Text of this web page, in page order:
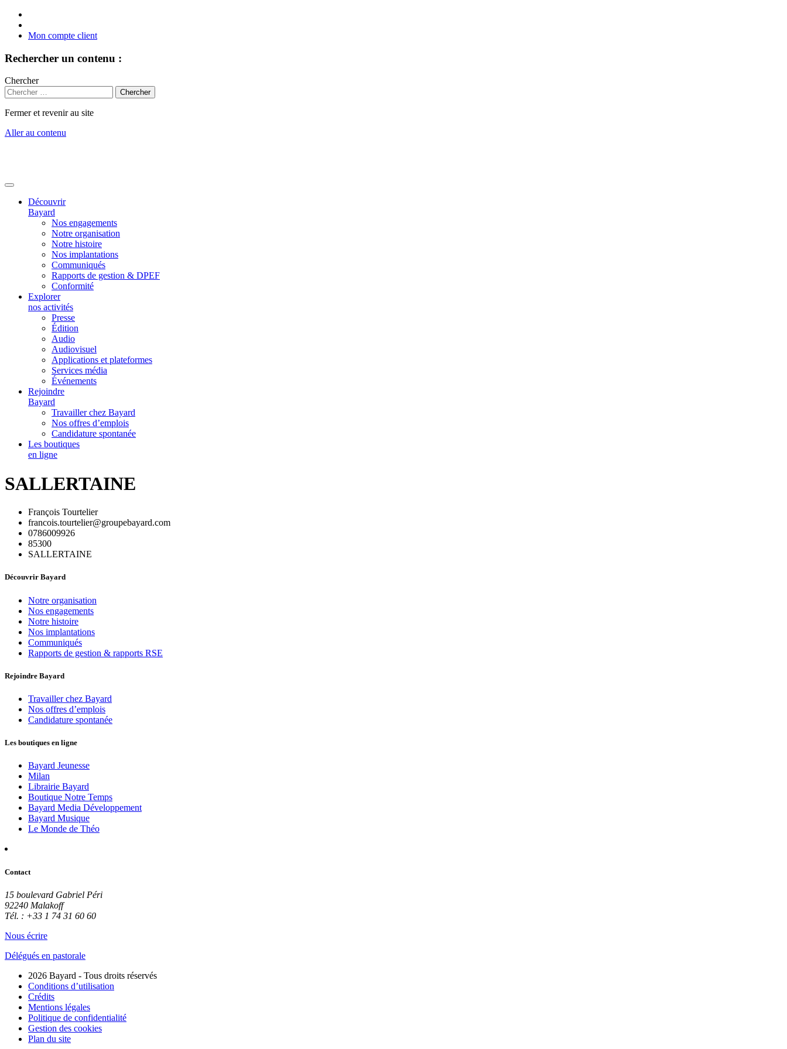
Mon compte client
Rechercher un contenu :
Chercher
Fermer et revenir au site
Aller au contenu
Découvrir
Bayard
Nos engagements
Notre organisation
Notre histoire
Nos implantations
Communiqués
Rapports de gestion & DPEF
Conformité
Explorer
nos activités
Presse
Édition
Audio
Audiovisuel
Applications et plateformes
Services média
Événements
Rejoindre
Bayard
Travailler chez Bayard
Nos offres d’emplois
Candidature spontanée
Les boutiques
en ligne
SALLERTAINE
François Tourtelier
francois.tourtelier@groupebayard.com
0786009926
85300
SALLERTAINE
Découvrir Bayard
Notre organisation
Nos engagements
Notre histoire
Nos implantations
Communiqués
Rapports de gestion & rapports RSE
Rejoindre Bayard
Travailler chez Bayard
Nos offres d’emplois
Candidature spontanée
Les boutiques en ligne
Bayard Jeunesse
Milan
Librairie Bayard
Boutique Notre Temps
Bayard Media Développement
Bayard Musique
Le Monde de Théo
Contact
15 boulevard Gabriel Péri
92240 Malakoff
Tél. : +33 1 74 31 60 60
Nous écrire
Délégués en pastorale
2026 Bayard - Tous droits réservés
Conditions d’utilisation
Crédits
Mentions légales
Politique de confidentialité
Gestion des cookies
Plan du site